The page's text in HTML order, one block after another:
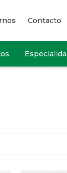
Contacto